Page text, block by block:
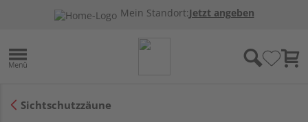
Mein Standort:Jetzt angeben
Sichtschutzzäune